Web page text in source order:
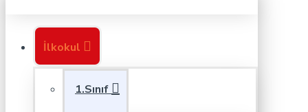
İlkokul
1.Sınıf